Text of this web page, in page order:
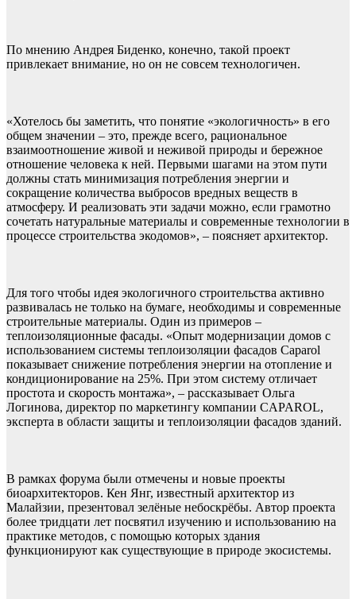
По мнению Андрея Биденко, конечно, такой проект
привлекает внимание, но он не совсем технологичен.
«Хотелось бы заметить, что понятие «экологичность» в его
общем значении – это, прежде всего, рациональное
взаимоотношение живой и неживой природы и бережное
отношение человека к ней. Первыми шагами на этом пути
должны стать минимизация потребления энергии и
сокращение количества выбросов вредных веществ в
атмосферу. И реализовать эти задачи можно, если грамотно
сочетать натуральные материалы и современные технологии в
процессе строительства экодомов», – поясняет архитектор.
Для того чтобы идея экологичного строительства активно
развивалась не только на бумаге, необходимы и современные
строительные материалы. Один из примеров –
теплоизоляционные фасады. «Опыт модернизации домов с
использованием системы теплоизоляции фасадов Caparol
показывает снижение потребления энергии на отопление и
кондиционирование на 25%. При этом систему отличает
простота и скорость монтажа», – рассказывает Ольга
Логинова, директор по маркетингу компании CAPAROL,
эксперта в области защиты и теплоизоляции фасадов зданий.
В рамках форума были отмечены и новые проекты
биоархитекторов. Кен Янг, известный архитектор из
Малайзии, презентовал зелёные небоскрёбы. Автор проекта
более тридцати лет посвятил изучению и использованию на
практике методов, с помощью которых здания
функционируют как существующие в природе экосистемы.